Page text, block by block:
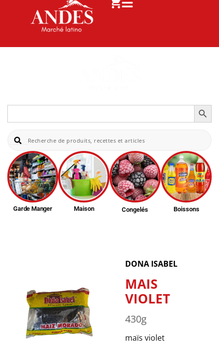
Search
Search Button
Garde Manger Maison Congelés Boissons
DONA ISABEL
MAIS
VIOLET
430g
maïs violet